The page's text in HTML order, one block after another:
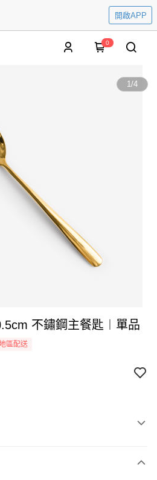
開啟APP
0
1/4
20.5cm 不鏽鋼主餐匙︱單品
區配送